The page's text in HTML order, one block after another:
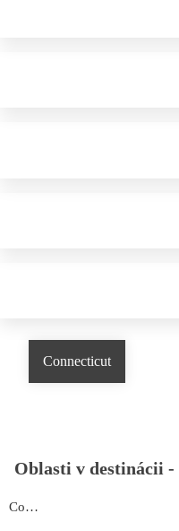
Connecticut
Oblasti v destinácii -
Connecticut